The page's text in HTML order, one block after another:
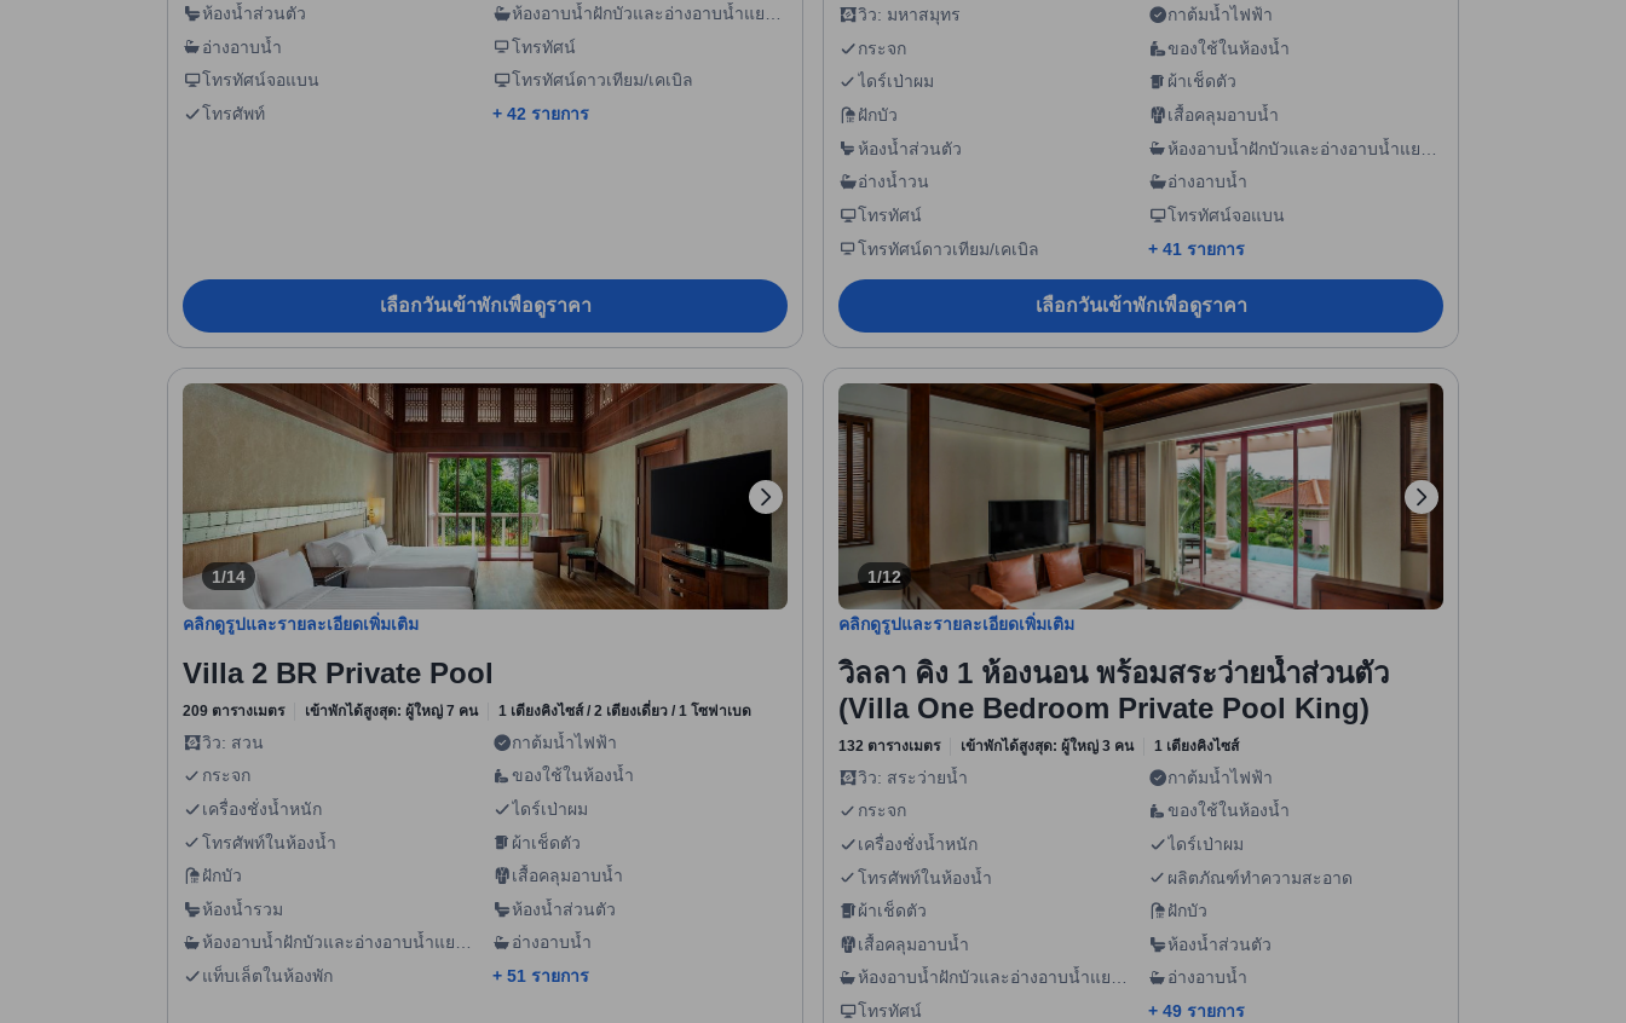
ห้องน้ำส่วนตัว
ห้องอาบน้ำฝักบัวและอ่างอาบน้ำแยก
กัน
อ่างอาบน้ำ
โทรทัศน์
โทรทัศน์จอแบน
โทรทัศน์ดาวเทียม/เคเบิล
โทรศัพท์
+ 42 รายการ
เลือกวันเข้าพักเพื่อดูราคา
วิว: มหาสมุทร
กาต้มน้ำไฟฟ้า
กระจก
ของใช้ในห้องน้ำ
ไดร์เป่าผม
ผ้าเช็ดตัว
ฝักบัว
เสื้อคลุมอาบน้ำ
ห้องน้ำส่วนตัว
ห้องอาบน้ำฝักบัวและอ่างอาบน้ำแยก
กัน
อ่างน้ำวน
อ่างอาบน้ำ
โทรทัศน์
โทรทัศน์จอแบน
โทรทัศน์ดาวเทียม/เคเบิล
+ 41 รายการ
เลือกวันเข้าพักเพื่อดูราคา
1/14
คลิกดูรูปและรายละเอียดเพิ่มเติม
Villa 2 BR Private Pool
209 ตารางเมตร เข้าพักได้สูงสุด: ผู้ใหญ่ 7 คน 1 เตียงคิงไซส์ / 2 เตียงเดี่ยว / 1 โซฟาเบด
วิว: สวน
กาต้มน้ำไฟฟ้า
กระจก
ของใช้ในห้องน้ำ
เครื่องชั่งน้ำหนัก
ไดร์เป่าผม
โทรศัพท์ในห้องน้ำ
ผ้าเช็ดตัว
ฝักบัว
เสื้อคลุมอาบน้ำ
ห้องน้ำรวม
ห้องน้ำส่วนตัว
ห้องอาบน้ำฝักบัวและอ่างอาบน้ำแยก
กัน
อ่างอาบน้ำ
แท็บเล็ตในห้องพัก
+ 51 รายการ
1/12
คลิกดูรูปและรายละเอียดเพิ่มเติม
วิลลา คิง 1 ห้องนอน พร้อมสระว่ายน้ำส่วนตัว
(Villa One Bedroom Private Pool King)
132 ตารางเมตร เข้าพักได้สูงสุด: ผู้ใหญ่ 3 คน 1 เตียงคิงไซส์
วิว: สระว่ายน้ำ
กาต้มน้ำไฟฟ้า
กระจก
ของใช้ในห้องน้ำ
เครื่องชั่งน้ำหนัก
ไดร์เป่าผม
โทรศัพท์ในห้องน้ำ
ผลิตภัณฑ์ทำความสะอาด
ผ้าเช็ดตัว
ฝักบัว
เสื้อคลุมอาบน้ำ
ห้องน้ำส่วนตัว
ห้องอาบน้ำฝักบัวและอ่างอาบน้ำแยก
กัน
อ่างอาบน้ำ
โทรทัศน์
+ 49 รายการ